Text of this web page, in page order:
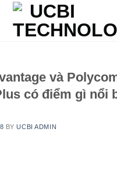
và
có điểm gì nổi
BYUCBI ADMIN